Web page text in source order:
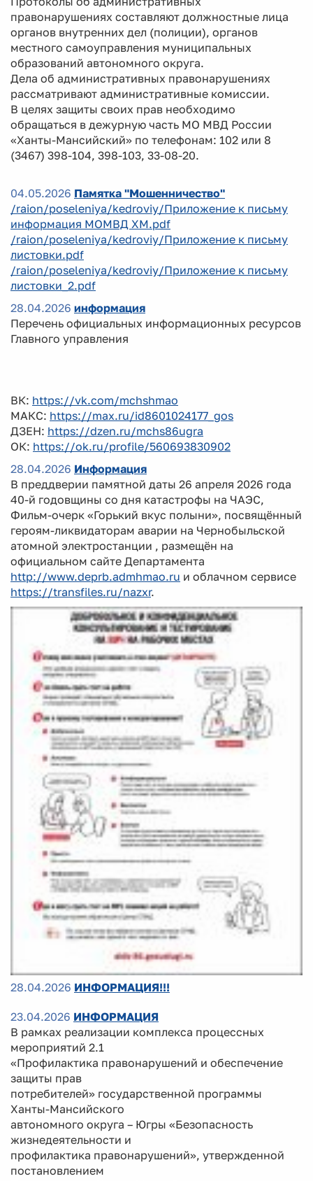
правонарушениях составляют должностные лица
органов внутренних дел (полиции), органов
местного самоуправления муниципальных
образований автономного округа.
Дела об административных правонарушениях
рассматривают административные комиссии.
В целях защиты своих прав необходимо
обращаться в дежурную часть МО МВД России
«Ханты-Мансийский» по телефонам: 102 или 8
(3467) 398-104, 398-103, 33-08-20.
04.05.2026 Памятка "Мошенничество"
/raion/poseleniya/kedroviy/Приложение к письму
информация МОМВД ХМ.pdf
/raion/poseleniya/kedroviy/Приложение к письму
листовки.pdf
/raion/poseleniya/kedroviy/Приложение к письму
листовки_2.pdf
28.04.2026 информация
Перечень официальных информационных ресурсов
Главного управления
ВК: https://vk.com/mchshmao
МАКС: https://max.ru/id8601024177_gos
ДЗЕН: https://dzen.ru/mchs86ugra
ОК: https://ok.ru/profile/560693830902
28.04.2026 Информация
В преддверии памятной даты 26 апреля 2026 года
40-й годовщины со дня катастрофы на ЧАЭС,
Фильм-очерк «Горький вкус полыни», посвящённый
героям-ликвидаторам аварии на Чернобыльской
атомной электростанции , размещён на
официальном сайте Департамента
http://www.deprb.admhmao.ru и облачном сервисе
https://transfiles.ru/nazxr.
28.04.2026 ИНФОРМАЦИЯ!!!
23.04.2026 ИНФОРМАЦИЯ
В рамках реализации комплекса процессных
мероприятий 2.1
«Профилактика правонарушений и обеспечение
защиты прав
потребителей» государственной программы
Ханты-Мансийского
автономного округа – Югры «Безопасность
жизнедеятельности и
профилактика правонарушений», утвержденной
постановлением